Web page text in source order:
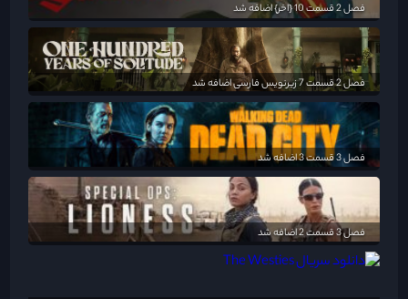
فصل 2 قسمت 10 {اخر} اضافه شد
فصل 2 قسمت 7 زیرنویس فارسی اضافه شد
فصل 3 قسمت 3 اضافه شد
فصل 3 قسمت 2 اضافه شد